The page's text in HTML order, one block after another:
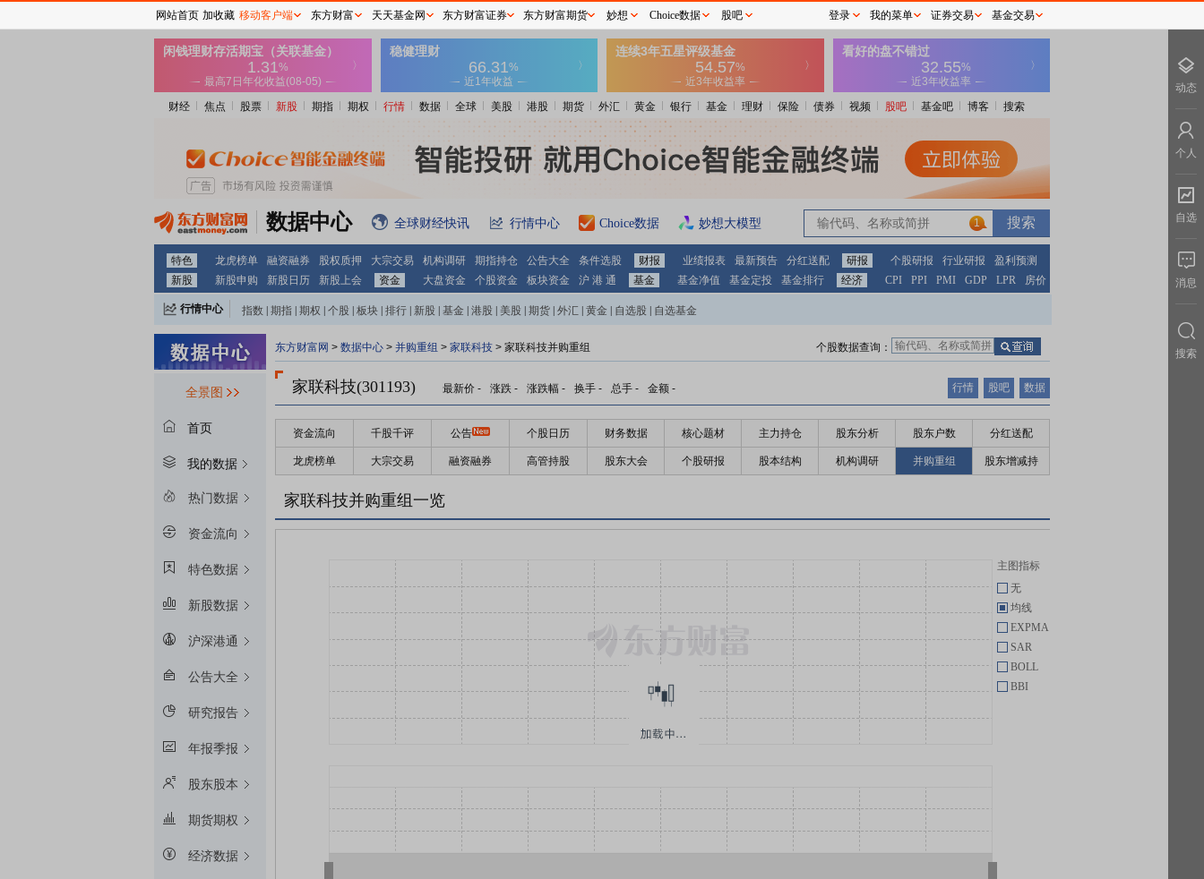
财经 焦点 股票 新股 期指 期权 行情 数据 全球 美股 港股 期货 外汇 黄金 银行 基金 理财 保险 债券 视频 股吧 基金吧 博客 搜索
数据中心 全球财经快讯 行情中心 Choice数据 妙想大模型 1
特色 龙虎榜单 融资融券 股权质押 大宗交易 机构调研 期指持仓 公告大全 条件选股 财报 业绩报表 最新预告 分红送配 研报 个股研报 行业研报
盈利预测
新股
新股申购 新股日历 新股上会 资金 大盘资金 个股资金 板块资金 沪 港 通 基金 基金净值 基金定投 基金排行 经济 CPI PPI PMI GDP LPR 房价
行情中心 指数 期指 期权 个股 板块 排行 新股 基金 港股 美股 期货 外汇 黄金 自选股 自选基金
全景图
首页
我的数据
热门数据
资金流向
特色数据
新股数据
沪深港通
公告大全
研究报告
年报季报
股东股本
期货期权
经济数据
东方财富网 > 数据中心 > 并购重组 > 家联科技 > 家联科技并购重组 个股数据查询：
家联科技(301193) 最新价 - 涨跌 - 涨跌幅 - 换手 - 总手 - 金额 - 行情 股吧 数据
资金流向 千股千评 公告 个股日历 财务数据 核心题材 主力持仓 股东分析 股东户数 分红送配
龙虎榜单 大宗交易 融资融券 高管持股 股东大会 个股研报 股本结构 机构调研 并购重组 股东增减持
家联科技并购重组一览
主图指标
无
均线
EXPMA
SAR
BOLL
BBI
网站首页 加收藏 移动客户端 东方财富 天天基金网 东方财富证券 东方财富期货 妙想 Choice数据 股吧 登录 我的菜单 证券交易 基金交易
动态
个人
自选
消息
搜索